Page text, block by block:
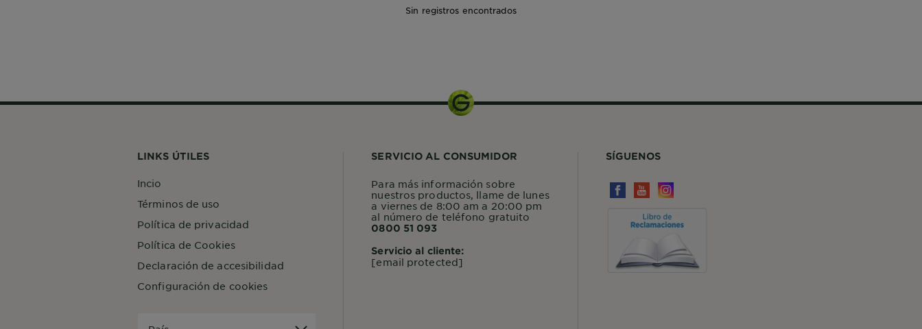
Sin registros encontrados
LINKS ÚTILES
Incio
Términos de uso
Política de privacidad
Política de Cookies
Declaración de accesibilidad
Configuración de cookies
SERVICIO AL CONSUMIDOR
Para más información sobre
nuestros productos, llame de lunes
a viernes de 8:00 am a 20:00 pm
al número de teléfono gratuito
0800 51 093
Servicio al cliente:
[email protected]
SÍGUENOS